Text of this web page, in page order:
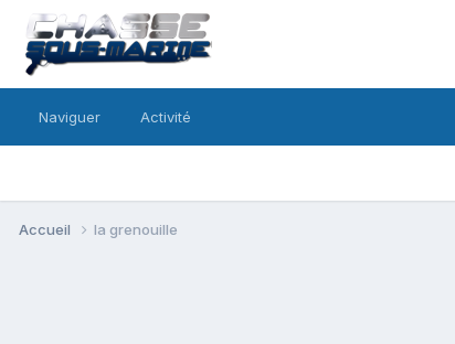
Naviguer Activité
Accueil la grenouille